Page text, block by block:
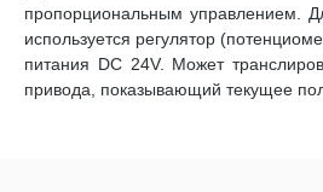
пропорциональным управлением.
используется регулятор
питания DC 24V. Может
привода, показывающий текущее